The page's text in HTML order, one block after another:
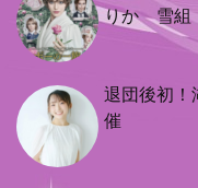
りか 雪組
退団後初！
催